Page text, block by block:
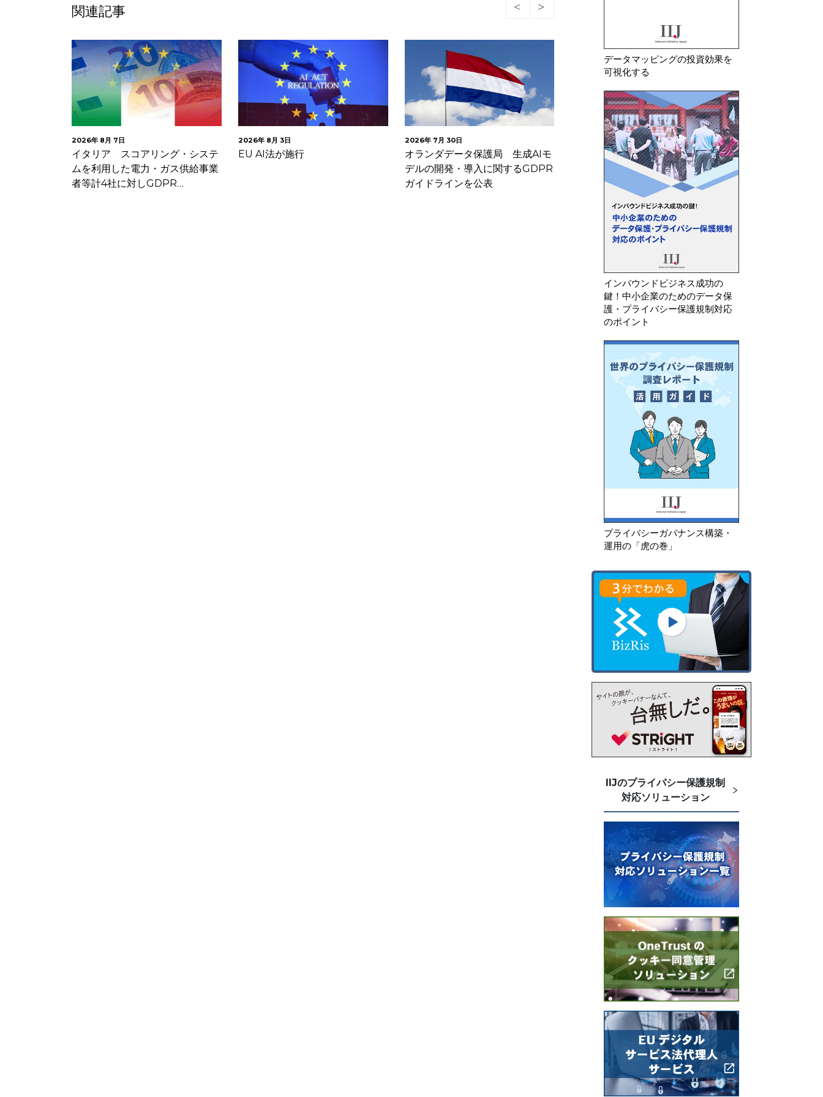
関連記事
2026年 8月 7日
イタリア スコアリング・システ
ムを利用した電力・ガス供給事業
者等計4社に対しGDPR…
2026年 8月 3日
EU AI法が施行
2026年 7月 30日
オランダデータ保護局 生成AIモ
デルの開発・導入に関するGDPR
ガイドラインを公表
2026年 7月 30日
欧州委 違法商品等への対策が不
十分としてデジタルサービス法違
反でAliExpress…
2026年 8月 7日
フランスCNIL 電
けるトラッキング
データマッピングの投資効果を
可視化する
インバウンドビジネス成功の
鍵！中小企業のためのデータ保
護・プライバシー保護規制対応
のポイント
プライバシーガバナンス構築・
運用の「虎の巻」
IIJのプライバシー保護規制
対応ソリューション